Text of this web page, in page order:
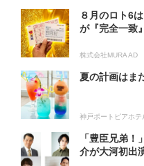
８月のロト6
が『完全一致
株式会社MURA AD
夏の計画はま
神戸ポートピアホテ
「豊臣兄弟
介が大河初出